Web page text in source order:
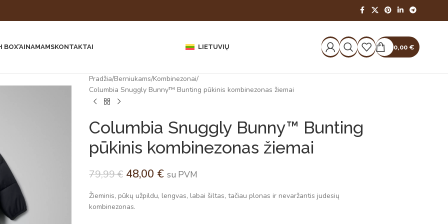
BOX’AINAMAMSKONTAKTAI LIETUVIŲ 0,00 €
Pradžia Berniukams Kombinezonai
Columbia Snuggly Bunny™ Bunting pūkinis kombinezonas žiemai
Columbia Snuggly Bunny™ Bunting
pūkinis kombinezonas žiemai
79,99€ 48,00 € su PVM
Žieminis, pūkų užpildu, lengvas, labai šiltas, tačiau plonas ir nevaržantis judesių
kombinezonas.